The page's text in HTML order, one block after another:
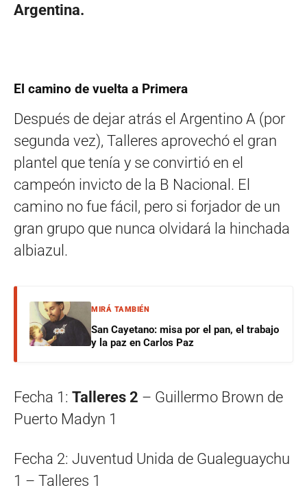
Argentina.
El camino de vuelta a Primera
Después de dejar atrás el Argentino A (por
segunda vez), Talleres aprovechó el gran
plantel que tenía y se convirtió en el
campeón invicto de la B Nacional. El
camino no fue fácil, pero si forjador de un
gran grupo que nunca olvidará la hinchada
albiazul.
MIRÁ TAMBIÉN
San Cayetano: misa por el pan, el trabajo
y la paz en Carlos Paz
Fecha 1: Talleres 2 – Guillermo Brown de
Puerto Madyn 1
Fecha 2: Juventud Unida de Gualeguaychu
1 – Talleres 1